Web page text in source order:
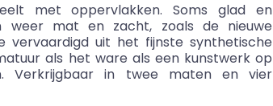
met oppervlakken. Soms glad en
weer mat en zacht, zoals de nieuwe
vervaardigd uit het fijnste synthetische
als het ware als een kunstwerk op
Verkrijgbaar in twee maten en vier